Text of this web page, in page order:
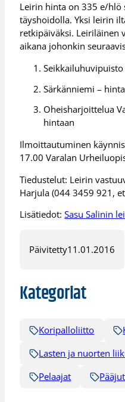
Leirin hinta on 335 e/hlö
täyshoidolla. Yksi leirin
retkipäiväksi. Leiriläinen
aikana johonkin
Särkänniemi –
Oheisharjoittelua
hintaan
Ilmoittautuminen
17.00 Varalan
Tiedustelut: Leirin
Harjula (044 3459 921,
Lisätiedot:Sasu Salinin
Päivitetty11.01.2016
Kategoriat
Koripalloliitto
Lasten ja nuorten
Pelaajat